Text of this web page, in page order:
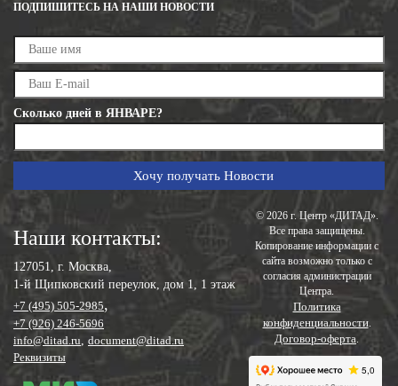
ПОДПИШИТЕСЬ НА НАШИ НОВОСТИ
Сколько дней в ЯНВАРЕ?
Наши контакты:
127051, г. Москва,
1-й Щипковский переулок, дом 1, 1 этаж
+7 (495) 505-2985,
+7 (926) 246-5696
info@ditad.ru, document@ditad.ru
Реквизиты
© 2026 г. Центр «ДИТАД».
Все права защищены.
Копирование информации с
сайта возможно только с
согласия администрации
Центра.
Политика
конфиденциальности.
Договор-оферта.